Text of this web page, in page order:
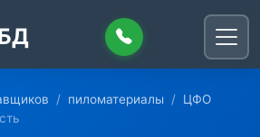
пиломатериалы
ЦФО